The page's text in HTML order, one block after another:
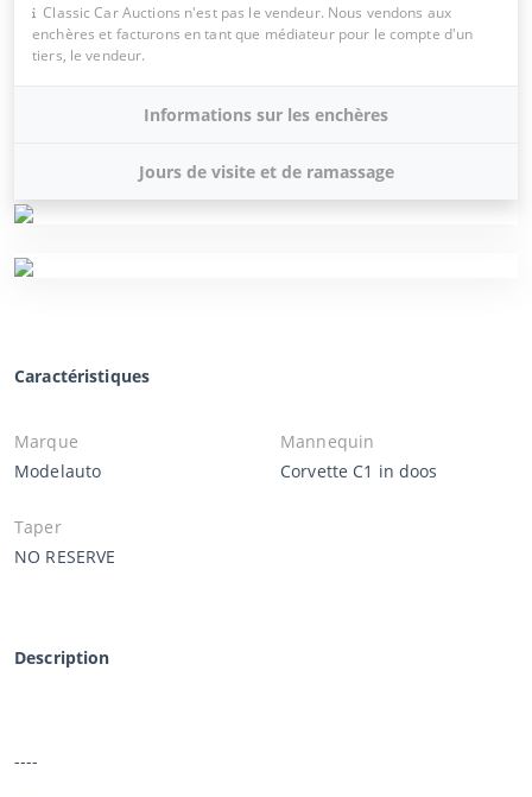
Classic Car Auctions n'est pas le vendeur. Nous vendons aux
enchères et facturons en tant que médiateur pour le compte d'un
tiers, le vendeur.
Informations sur les enchères
Jours de visite et de ramassage
Caractéristiques
Marque
Modelauto
Mannequin
Corvette C1 in doos
Taper
NO RESERVE
Description
----